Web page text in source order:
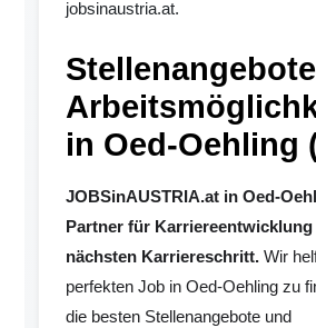
jobsinaustria.at.
in Oed-Oehling
JOBSinAUSTRIA.at in Oed-
Partner für
nächsten Karriereschritt. Wir
perfekten Job in Oed-Oehling zu
die besten Stellenangebote und